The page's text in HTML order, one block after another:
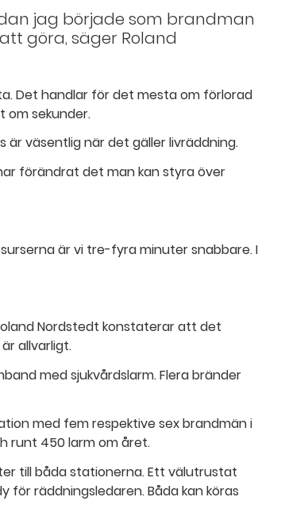
jag började som brandman
göra, säger Roland
Det handlar för det mesta om förlorad
om sekunder.
är väsentlig när det gäller livräddning.
förändrat det man kan styra över
är vi tre-fyra minuter snabbare. I
Nordstedt konstaterar att det
allvarligt.
med sjukvårdslarm. Flera bränder
med fem respektive sex brandmän i
runt 450 larm om året.
till båda stationerna. Ett välutrustat
för räddningsledaren. Båda kan köras